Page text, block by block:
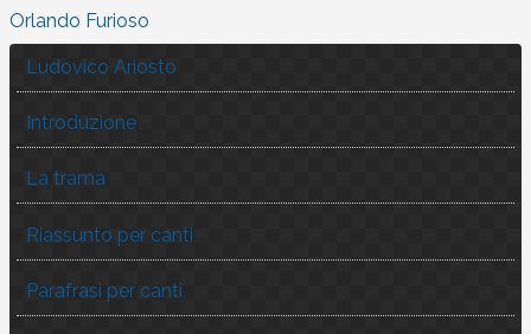
Orlando Furioso
Ludovico Ariosto
Introduzione
La trama
Riassunto per canti
Parafrasi per canti